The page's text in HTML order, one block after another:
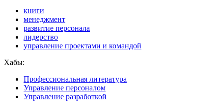
книги
менеджмент
развитие персонала
лидерство
управление проектами и командой
Хабы:
Профессиональная литература
Управление персоналом
Управление разработкой